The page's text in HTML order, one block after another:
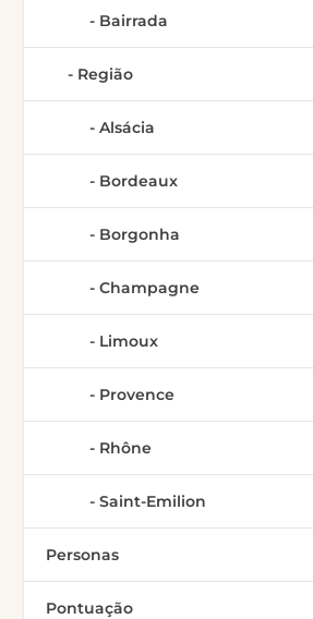
Bairrada
Região
Alsácia
Bordeaux
Borgonha
Champagne
Limoux
Provence
Rhône
Saint-Emilion
Personas
Pontuação